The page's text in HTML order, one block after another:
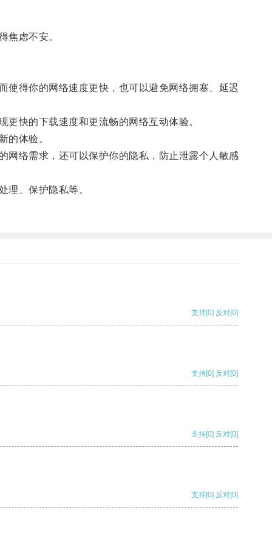
虑不安。
得你的网络速度更快，也可以避免网络拥塞、延迟
快的下载速度和更流畅的网络互动体验。
的体验。
络需求，还可以保护你的隐私，防止泄露个人敏感
、保护隐私等。
支持[0] 反对[0]
支持[0] 反对[0]
支持[0] 反对[0]
支持[0] 反对[0]